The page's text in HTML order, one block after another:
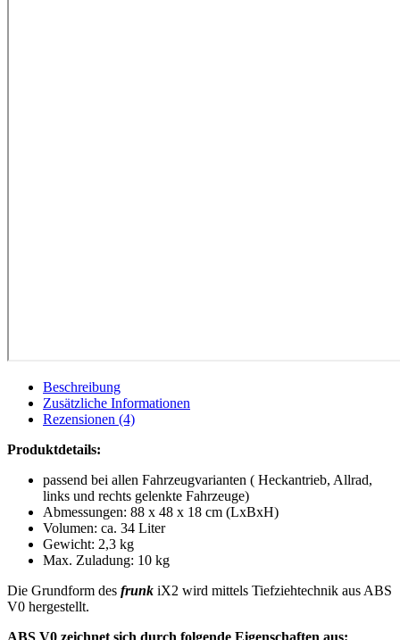
Beschreibung
Zusätzliche Informationen
Rezensionen (4)
Produktdetails:
passend bei allen Fahrzeugvarianten ( Heckantrieb, Allrad,
links und rechts gelenkte Fahrzeuge)
Abmessungen: 88 x 48 x 18 cm (LxBxH)
Volumen: ca. 34 Liter
Gewicht: 2,3 kg
Max. Zuladung: 10 kg
Die Grundform des frunk iX2 wird mittels Tiefziehtechnik aus ABS
V0 hergestellt.